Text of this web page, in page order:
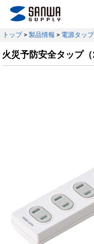
トップ> 製品情報 > 電源タップ
火災予防安全タップ